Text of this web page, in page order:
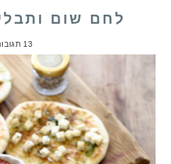
לחם שום
13 תגובות